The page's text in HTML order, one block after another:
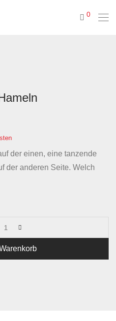
0
der einen, eine tanzende
der anderen Seite. Welch